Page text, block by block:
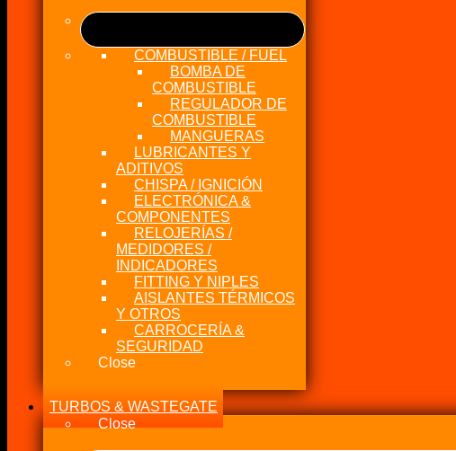
COMBUSTIBLE / FUEL
BOMBA DE
COMBUSTIBLE
REGULADOR DE
COMBUSTIBLE
MANGUERAS
LUBRICANTES Y
ADITIVOS
CHISPA / IGNICIÓN
ELECTRÓNICA &
COMPONENTES
RELOJERÍAS /
MEDIDORES /
INDICADORES
FITTING Y NIPLES
AISLANTES TÉRMICOS
Y OTROS
CARROCERÍA &
SEGURIDAD
Close
TURBOS & WASTEGATE
Close